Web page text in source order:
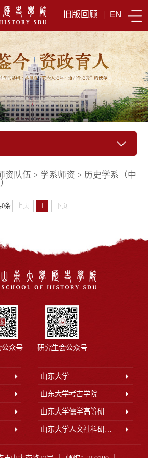
旧版回顾 | EN
资队伍 > 学系师资 > 历史学系（中
0条 上页 1 下页
众号 研究生会公众号
山东大学
山东大学考古学院
山东大学儒学高等研究院
山东大学人文社科研究院